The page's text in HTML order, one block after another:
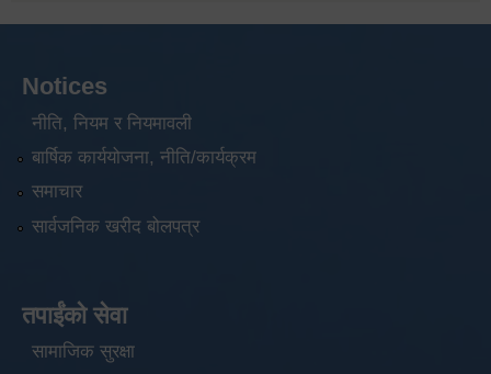
Notices
नीति, नियम र नियमावली
बार्षिक कार्ययोजना, नीति/कार्यक्रम
समाचार
सार्वजनिक खरीद बोलपत्र
तपाईंको सेवा
सामाजिक सुरक्षा